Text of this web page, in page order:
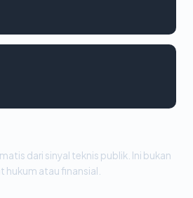
dari sinyal teknis publik. Ini bukan
hukum atau finansial.